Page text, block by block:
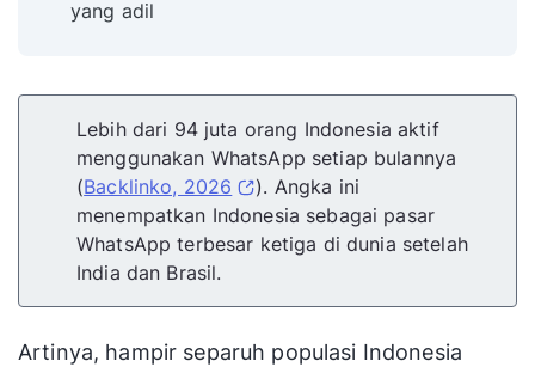
yang adil
Lebih dari 94 juta orang Indonesia aktif
menggunakan WhatsApp setiap bulannya
(Backlinko, 2026
). Angka ini
menempatkan Indonesia sebagai pasar
WhatsApp terbesar ketiga di dunia setelah
India dan Brasil.
Artinya, hampir separuh populasi Indonesia